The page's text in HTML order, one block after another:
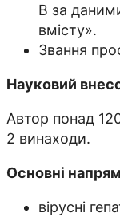
В за
вмісту».
Звання
Науковий
Автор понад
2 винаходи.
Основні
вірусні